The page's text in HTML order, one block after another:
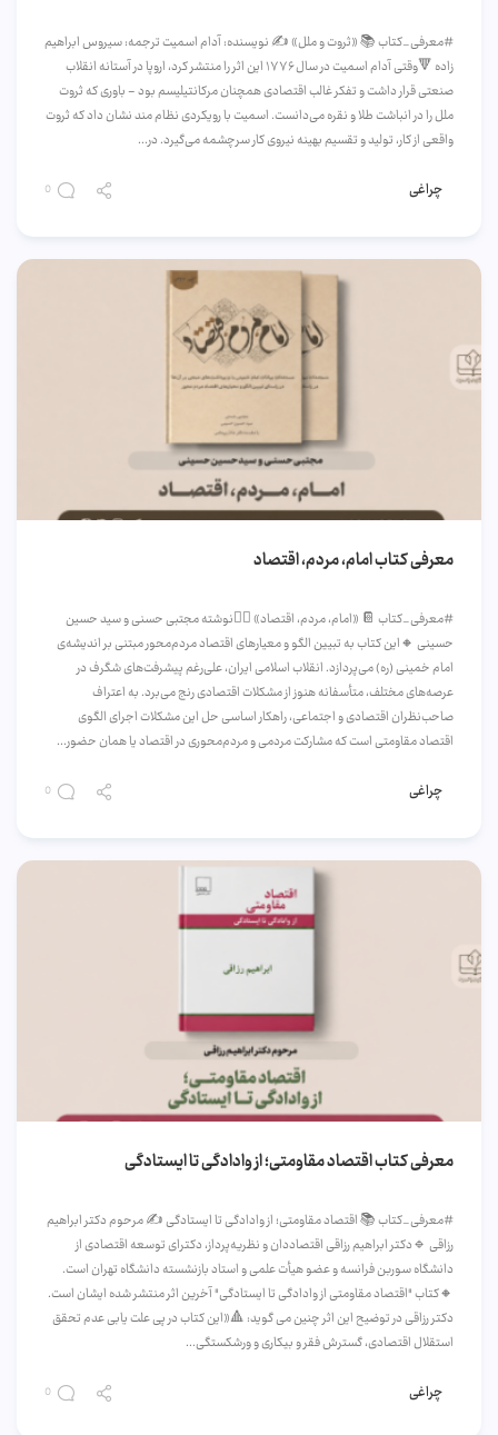
#معرفی_کتاب 📚 «ثروت و ملل» ✍️ نویسنده: آدام اسمیت ترجمه: سیروس ابراهیم
زاده 🔻وقتی آدام اسمیت در سال ۱۷۷۶ این اثر را منتشر کرد، اروپا در آستانه انقلاب
صنعتی قرار داشت و تفکر غالب اقتصادی همچنان مرکانتیلیسم بود - باوری که ثروت
ملل را در انباشت طلا و نقره می‌دانست. اسمیت با رویکردی نظام مند نشان داد که ثروت
واقعی از کار، تولید و تقسیم بهینه نیروی کار سرچشمه می‌گیرد. در...
چراغی 0
معرفی کتاب امام، مردم، اقتصاد
#معرفی_کتاب 📔 «امام، مردم، اقتصاد» ✍🏻نوشته مجتبی حسنی و سید حسین
حسینی 🔸این کتاب به تبیین الگو و معیار‌های اقتصاد مردم‌محور مبتنی بر اندیشه‌ی
امام خمینی (ره) می‌پردازد. انقلاب اسلامی ایران، علی‌رغم پیشرفت‌های شگرف در
عرصه‌های مختلف، متأسفانه هنوز از مشکلات اقتصادی رنج می‌برد. به اعتراف
صاحب‌نظران اقتصادی و اجتماعی، راهکار اساسی حل این مشکلات اجرای الگوی
اقتصاد مقاومتی است که مشارکت مردمی و مردم‌محوری در اقتصاد یا همان حضور...
چراغی 0
معرفی کتاب اقتصاد مقاومتی؛ از وادادگی تا ایستادگی
#معرفی_کتاب 📚 اقتصاد مقاومتی؛ از وادادگی تا ایستادگی ✍️ مرحوم دکتر ابراهیم
رزاقی 🔹دکتر ابراهیم رزاقی اقتصاددان و نظریه‌پرداز، دکترای توسعه اقتصادی از
دانشگاه سوربن فرانسه و عضو هیأت علمی و استاد بازنشسته دانشگاه تهران است.
🔸کتاب "اقتصاد مقاومتی از وادادگی تا ایستادگی" آخرین اثر منتشر شده ایشان است.
دکتر رزاقی در توضیح این اثر چنین می گوید: 🔺«این کتاب در پی علت یابی عدم تحقق
استقلال اقتصادی، گسترش فقر و بیکاری و ورشکستگی...
چراغی 0